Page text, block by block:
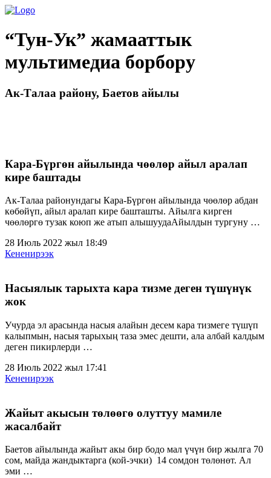
“Тун-Ук” жамааттык
мультимедиа борбору
Ак-Талаа району, Баетов айылы
Кара-Бүргөн айылында чөөлөр айыл аралап
кире баштады
Ак-Талаа районундагы Кара-Бүргөн айылында чөөлөр абдан
көбөйүп, айыл аралап кире башташты. Айылга кирген
чөөлөргө тузак коюп же атып алышуудаАйылдын тургуну …
28 Июль 2022 жыл 18:49
Кененирээк
Насыялык тарыхта кара тизме деген түшүнүк
жок
Учурда эл арасында насыя алайын десем кара тизмеге түшүп
калыпмын, насыя тарыхың таза эмес дешти, ала албай калдым
деген пикирлерди …
28 Июль 2022 жыл 17:41
Кененирээк
Жайыт акысын төлөөгө олуттуу мамиле
жасалбайт
Баетов айылында жайыт акы бир бодо мал үчүн бир жылга 70
сом, майда жандыктарга (кой-эчки) 14 сомдон төлөнөт. Ал
эми …